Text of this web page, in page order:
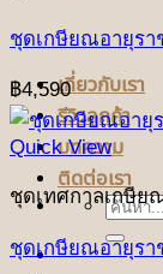
เกี่ยวกับเรา
รีวิวลูกค้า
บทความ
ติดต่อเรา
ค้นหา:
ชุดเกษียณอายุรา
฿4,590
Quick View
ชุดเทศกาลเกษีย
ชุดเกษียณอายุรา